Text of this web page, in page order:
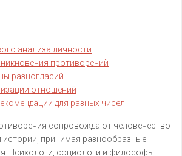
анализа личности
противоречий
разногласий
отношений
для разных чисел
сопровождают человечество
истории, принимая разнообразные
Психологи, социологи и философы